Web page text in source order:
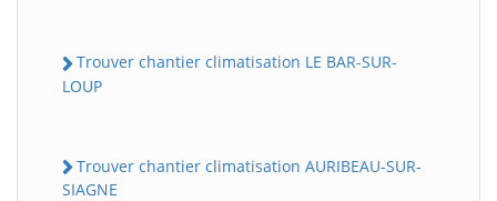
Trouver chantier climatisation LE BAR-SUR-
LOUP
Trouver chantier climatisation AURIBEAU-SUR-
SIAGNE